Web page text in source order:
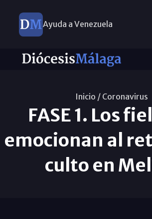
Ayuda a Venezuela
Inicio / Coronavirus
FASE 1. Los
emocionan al
culto en